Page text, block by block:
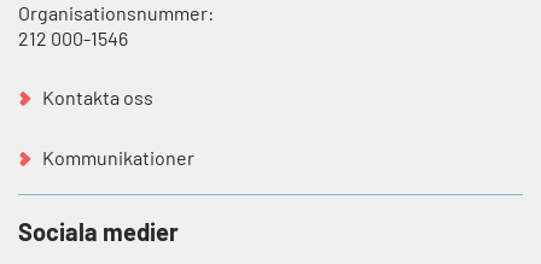
Organisationsnummer:
212 000-1546
Kontakta oss
Kommunikationer
Sociala medier